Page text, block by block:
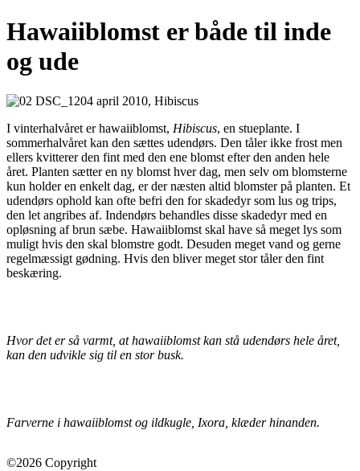
Hawaiiblomst er både til inde
og ude
I vinterhalvåret er hawaiiblomst, Hibiscus, en stueplante. I
sommerhalvåret kan den sættes udendørs. Den tåler ikke frost men
ellers kvitterer den fint med den ene blomst efter den anden hele
året. Planten sætter en ny blomst hver dag, men selv om blomsterne
kun holder en enkelt dag, er der næsten altid blomster på planten. Et
udendørs ophold kan ofte befri den for skadedyr som lus og trips,
den let angribes af. Indendørs behandles disse skadedyr med en
opløsning af brun sæbe. Hawaiiblomst skal have så meget lys som
muligt hvis den skal blomstre godt. Desuden meget vand og gerne
regelmæssigt gødning. Hvis den bliver meget stor tåler den fint
beskæring.
Hvor det er så varmt, at hawaiiblomst kan stå udendørs hele året,
kan den udvikle sig til en stor busk.
Farverne i hawaiiblomst og ildkugle, Ixora, klæder hinanden.
©2026 Copyright